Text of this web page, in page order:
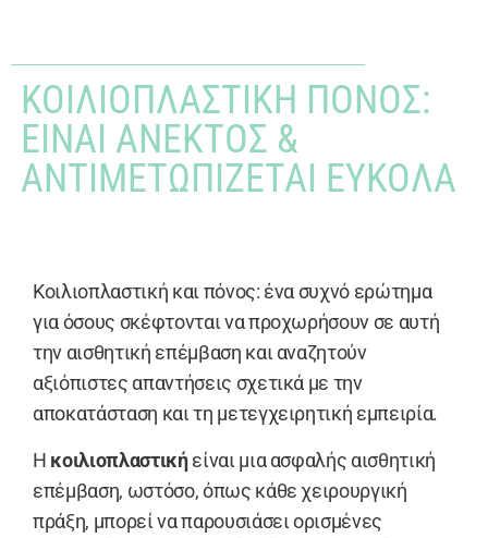
ΚΟΙΛΙΟΠΛΑΣΤΙΚΉ ΠΌΝΟΣ:
ΕΊΝΑΙ ΑΝΕΚΤΌΣ &
ΑΝΤΙΜΕΤΩΠΊΖΕΤΑΙ ΕΎΚΟΛΑ
Κοιλιοπλαστική και πόνος: ένα συχνό ερώτημα
για όσους σκέφτονται να προχωρήσουν σε αυτή
την αισθητική επέμβαση και αναζητούν
αξιόπιστες απαντήσεις σχετικά με την
αποκατάσταση και τη μετεγχειρητική εμπειρία.
Η κοιλιοπλαστικήείναι μια ασφαλής αισθητική
επέμβαση, ωστόσο, όπως κάθε χειρουργική
πράξη, μπορεί να παρουσιάσει ορισμένες